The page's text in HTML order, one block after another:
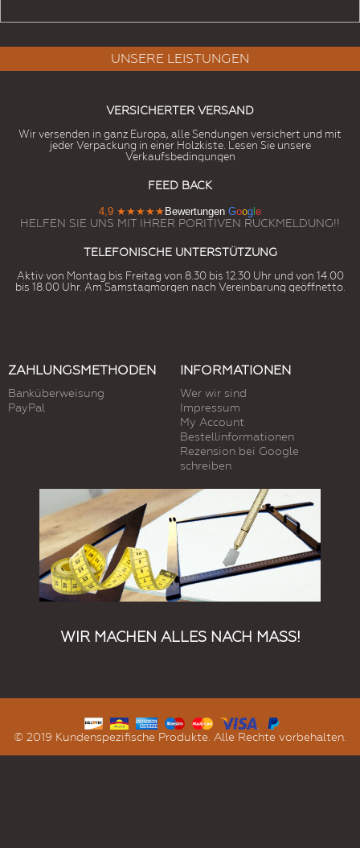
UNSERE LEISTUNGEN
VERSICHERTER VERSAND
Wir versenden in ganz Europa, alle Sendungen versichert und mit
jeder Verpackung in einer Holzkiste. Lesen Sie unsere
Verkaufsbedingungen
FEED BACK
4,9 ★★★★★ Bewertungen Goog e
HELFEN SIE UNS MIT IHRER PORITIVEN RUCKMELDUNG!!
TELEFONISCHE UNTERSTÜTZUNG
Aktiv von Montag bis Freitag von 8.30 bis 12.30 Uhr und von 14.00
bis 18.00 Uhr. Am Samstagmorgen nach Vereinbarung geöffnetto.
ZAHLUNGSMETHODEN
Banküberweisung
PayPal
INFORMATIONEN
Wer wir sind
Impressum
My Account
Bestellinformationen
Rezension bei Google
schreiben
WIR MACHEN ALLES NACH MASS!
© 2019 Kundenspezifische Produkte. Alle Rechte vorbehalten.